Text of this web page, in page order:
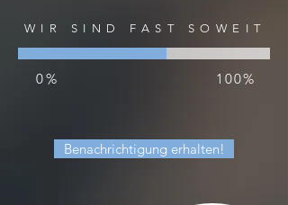
WIR SIND FAST SOWEIT
0% 100%
Benachrichtigung erhalten!